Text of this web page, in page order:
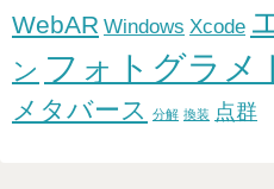
WebAR Windows Xcode
ン フォトグラメ
メタバース 分解 換装 点群